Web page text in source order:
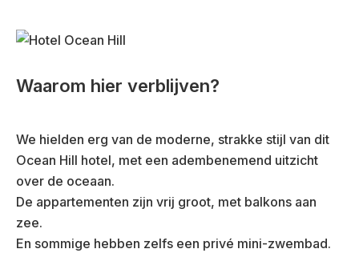
Waarom hier verblijven?
We hielden erg van de moderne, strakke stijl van dit
Ocean Hill hotel, met een adembenemend uitzicht
over de oceaan.
De appartementen zijn vrij groot, met balkons aan
zee.
En sommige hebben zelfs een privé mini-zwembad.